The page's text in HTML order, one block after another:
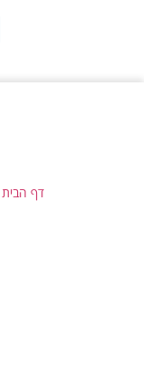
דף הבית